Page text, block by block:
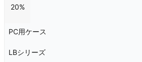
20%
PC用ケース
LBシリーズ